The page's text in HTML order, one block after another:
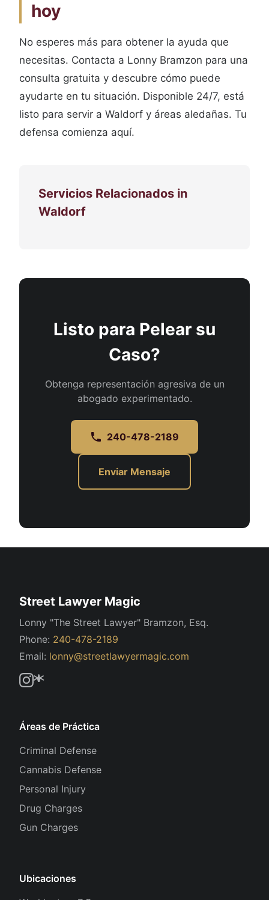
hoy
No esperes más para obtener la ayuda que
necesitas. Contacta a Lonny Bramzon para una
consulta gratuita y descubre cómo puede
ayudarte en tu situación. Disponible 24/7, está
listo para servir a Waldorf y áreas aledañas. Tu
defensa comienza aquí.
Servicios Relacionados in
Waldorf
Listo para Pelear su
Caso?
Obtenga representación agresiva de un
abogado experimentado.
240-478-2189
Enviar Mensaje
Street Lawyer Magic
Lonny "The Street Lawyer" Bramzon, Esq.
Phone: 240-478-2189
Email: lonny@streetlawyermagic.com
Áreas de Práctica
Criminal Defense
Cannabis Defense
Personal Injury
Drug Charges
Gun Charges
Ubicaciones